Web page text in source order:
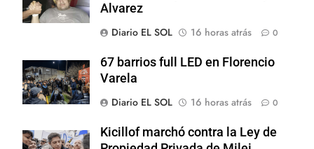
Alvarez
Diario EL SOL
16 horas atrás 0
67 barrios full LED en Florencio
Varela
Diario EL SOL
16 horas atrás 0
Kicillof marchó contra la Ley de